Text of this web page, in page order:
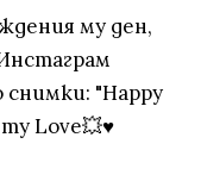
му ден,
снимки: "Happy
Love💥♥️